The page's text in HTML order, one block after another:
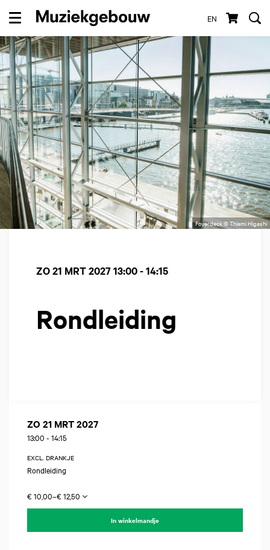
EN
Menu
Foyerdeck © Thiemi Higashi
Rondleiding
ZO 21 MRT 202713:00 - 14:15
ZO 21 MRT 2027
13:00 - 14:15
EXCL. DRANKJE
Rondleiding
€ 10,00–€ 12,50
In winkelmandje